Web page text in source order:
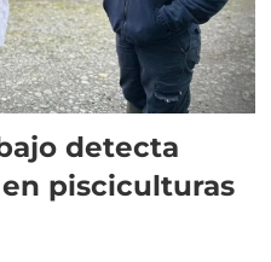
detecta
pisciculturas